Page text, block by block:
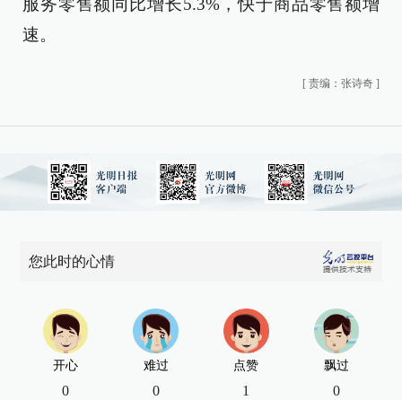
服务零售额同比增长5.3%，快于商品零售额增
速。
[ 责编：张诗奇 ]
您此时的心情
开心
0
难过
0
点赞
1
飘过
0